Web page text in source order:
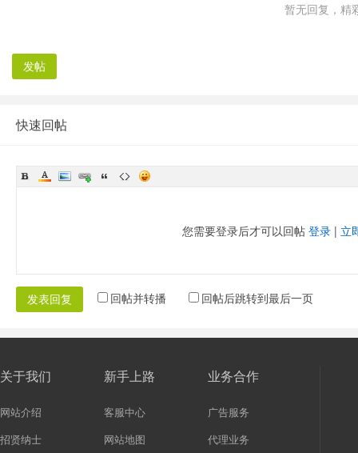
暂无回复，精
发帖
快速回帖
您需要登录后才可以回帖 登录 | 立
发表回复 回帖并转播 回帖后跳转到最后一页
关于我们
网站介绍
招贤纳士
新手上路
客服中心
网站地图
业务合作
广告服务
代理业务